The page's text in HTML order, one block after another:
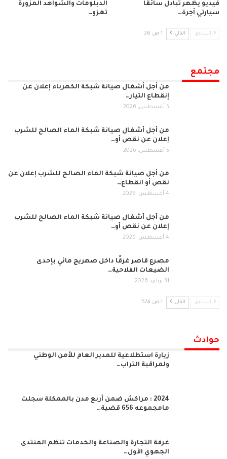
فيديو يظهر تبادل سائقا
سيارتي أجرة…
الدبلومات والشواهد المزورة
تغزو…
السابق التالي 1 من 26
مجتمع
من أجل أشغال صيانة شبكة الكهرباء إعلان عن
إنقطاع التيار…
5 أغسطس, 2026
من أجل أشغال صيانة شبكة الماء الصالح للشرب
إعلان عن نقص أو…
5 أغسطس, 2026
من أجل صيانة شبكة الماء الصالح للشرب إعلان عن
نقص أو انقطاع…
4 أغسطس, 2026
من أجل أشغال صيانة شبكة الماء الصالح للشرب
إعلان عن نقص أو…
4 أغسطس, 2026
مصرع قاصر غرقًا داخل صهريج مائي بإحدى
الضيعات الفلاحية…
31 يوليو, 2026
السابق التالي 1 من 574
حوادث
زيارة استطلاعية للمدير العام للأمن الوطني
ولمراقبة التراب…
2024 : مراكش ضمن أربع مدن بالممكلة سجلت
مامجموعه 656 قضية…
غرفة التجارة والصناعة والخدمات تنظم المنتدى
الجهوي الأول…